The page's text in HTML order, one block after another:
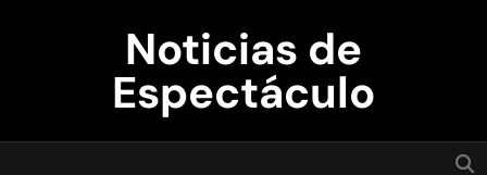
Noticias de
Espectáculo